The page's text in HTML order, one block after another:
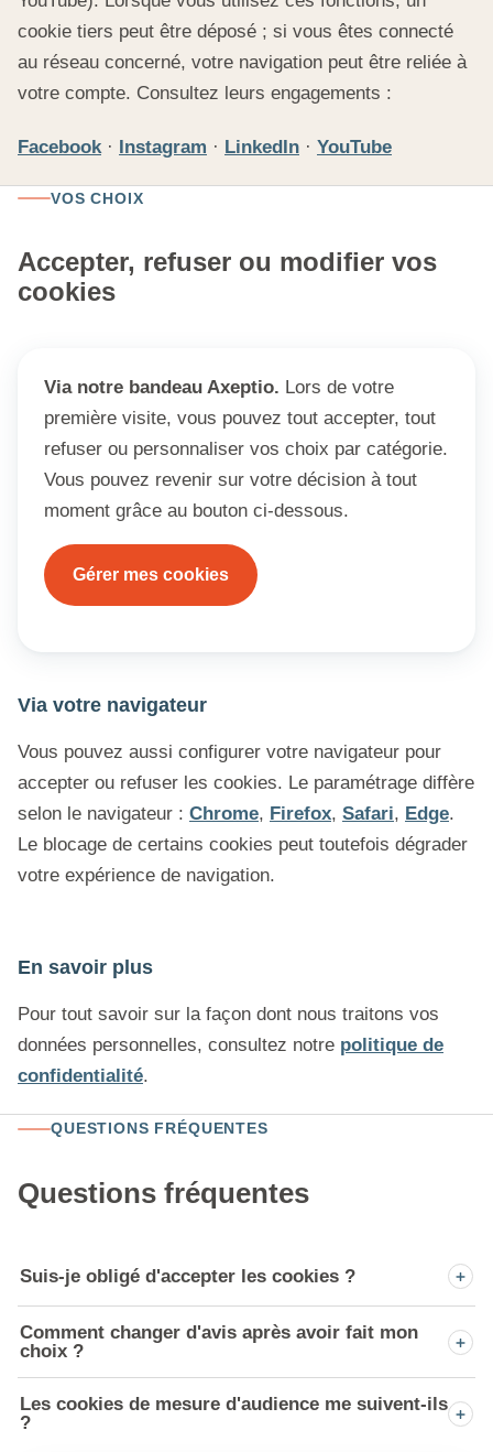
cookie tiers peut être déposé ; si vous êtes connecté
au réseau concerné, votre navigation peut être reliée à
votre compte. Consultez leurs engagements :
Facebook · Instagram · LinkedIn · YouTube
VOS CHOIX
Accepter, refuser ou modifier vos
cookies
Via notre bandeau Axeptio. Lors de votre
première visite, vous pouvez tout accepter, tout
refuser ou personnaliser vos choix par catégorie.
Vous pouvez revenir sur votre décision à tout
moment grâce au bouton ci-dessous.
Gérer mes cookies
Via votre navigateur
Vous pouvez aussi configurer votre navigateur pour
accepter ou refuser les cookies. Le paramétrage diffère
selon le navigateur : Chrome, Firefox, Safari, Edge.
Le blocage de certains cookies peut toutefois dégrader
votre expérience de navigation.
En savoir plus
Pour tout savoir sur la façon dont nous traitons vos
données personnelles, consultez notre politique de
confidentialité.
QUESTIONS FRÉQUENTES
Questions fréquentes
Suis-je obligé d'accepter les cookies ?
Comment changer d'avis après avoir fait mon
choix ?
Les cookies de mesure d'audience me suivent-ils
?